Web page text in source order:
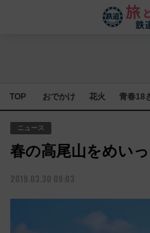
TOP おでかけ 花火 青春18
ニュース
春の高尾山をめい
2019.03.30 09:03